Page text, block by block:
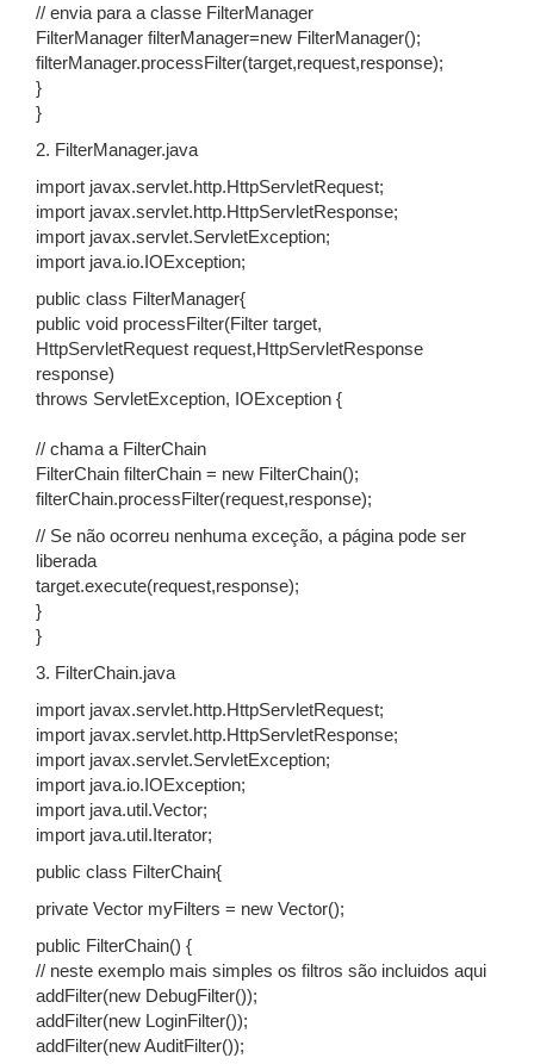
// envia para a classe FilterManager
FilterManager filterManager=new FilterManager();
filterManager.processFilter(target,request,response);
}
}
2. FilterManager.java
import javax.servlet.http.HttpServletRequest;
import javax.servlet.http.HttpServletResponse;
import javax.servlet.ServletException;
import java.io.IOException;
public class FilterManager{
public void processFilter(Filter target,
HttpServletRequest request,HttpServletResponse
response)
throws ServletException, IOException {
// chama a FilterChain
FilterChain filterChain = new FilterChain();
filterChain.processFilter(request,response);
// Se não ocorreu nenhuma exceção, a página pode ser
liberada
target.execute(request,response);
}
}
3. FilterChain.java
import javax.servlet.http.HttpServletRequest;
import javax.servlet.http.HttpServletResponse;
import javax.servlet.ServletException;
import java.io.IOException;
import java.util.Vector;
import java.util.Iterator;
public class FilterChain{
private Vector myFilters = new Vector();
public FilterChain() {
// neste exemplo mais simples os filtros são incluidos aqui
addFilter(new DebugFilter());
addFilter(new LoginFilter());
addFilter(new AuditFilter());